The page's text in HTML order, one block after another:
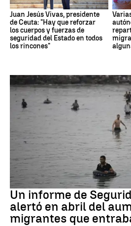
Juan Jesús Vivas, presidente
de Ceuta: "Hay que reforzar
los cuerpos y fuerzas de
seguridad del Estado en todos
los rincones"
Ceuta
Un informe de
alertó en abril del
migrantes que